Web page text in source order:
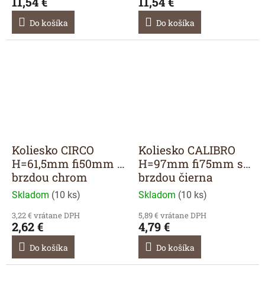
Do košíka Do košíka
Koliesko CIRCO
H=61,5mm fi50mm s
brzdou chrom
Skladom (10 ks)
3,22 € vrátane DPH
2,62 €
Do košíka
Koliesko CALIBRO
H=97mm fi75mm s
brzdou čierna
Skladom (10 ks)
5,89 € vrátane DPH
4,79 €
Do košíka